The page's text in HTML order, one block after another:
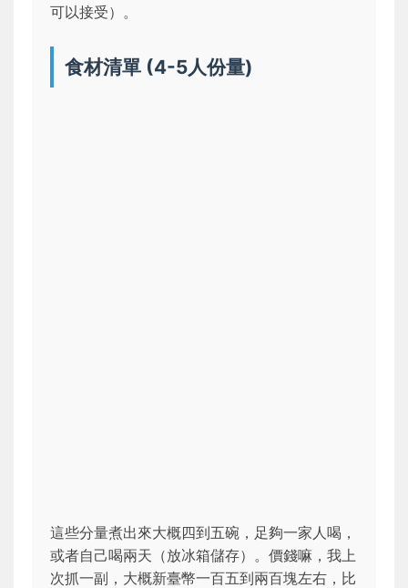
可以接受）。
食材清單 (4-5人份量)
這些分量煮出來大概四到五碗，足夠一家人喝，
或者自己喝兩天（放冰箱儲存）。價錢嘛，我上
次抓一副，大概新臺幣一百五到兩百塊左右，比